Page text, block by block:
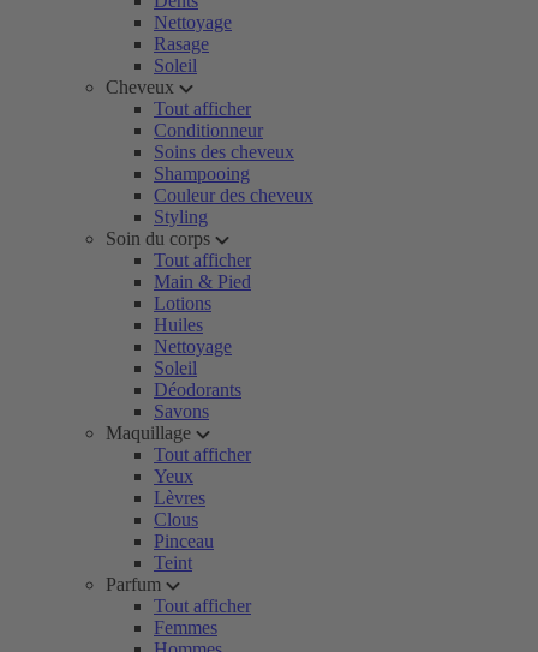
Nettoyage
Rasage
Soleil
Cheveux
Tout afficher
Conditionneur
Soins des cheveux
Shampooing
Couleur des cheveux
Styling
Soin du corps
Tout afficher
Main & Pied
Lotions
Huiles
Nettoyage
Soleil
Déodorants
Savons
Maquillage
Tout afficher
Yeux
Lèvres
Clous
Pinceau
Teint
Parfum
Tout afficher
Femmes